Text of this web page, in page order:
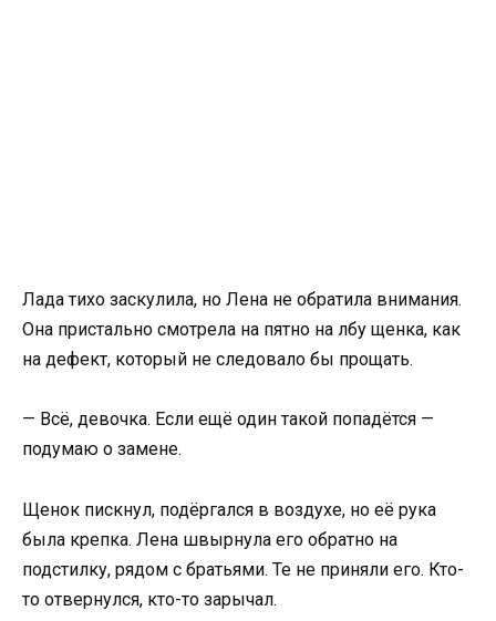
Лада тихо заскулила, но Лена не обратила внимания.
Она пристально смотрела на пятно на лбу щенка, как
на дефект, который не следовало бы прощать.
— Всё, девочка. Если ещё один такой попадётся —
подумаю о замене.
Щенок пискнул, подёргался в воздухе, но её рука
была крепка. Лена швырнула его обратно на
подстилку, рядом с братьями. Те не приняли его. Кто-
то отвернулся, кто-то зарычал.